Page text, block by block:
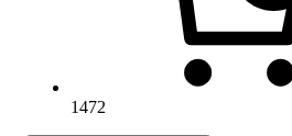
1472